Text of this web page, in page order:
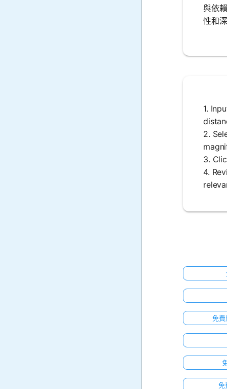
與依
性和
1.
2.
3.
4.
免費
免